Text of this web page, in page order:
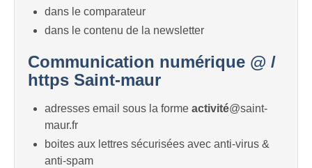
dans le comparateur
dans le contenu de la newsletter
Communication numérique @ /
https Saint-maur
adresses email sous la forme activité@saint-
maur.fr
boites aux lettres sécurisées avec anti-virus &
anti-spam